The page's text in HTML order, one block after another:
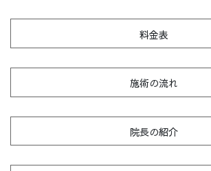
料金表
施術の流れ
院長の紹介